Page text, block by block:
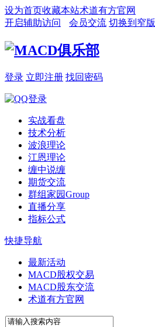
设为首页收藏本站术道有方官网
开启辅助访问
会员交流 切换到窄版
登录 立即注册 找回密码
实战看盘
技术分析
波浪理论
江恩理论
缠中说缠
期货交流
群组家园Group
直播分享
指标公式
快捷导航
最新活动
MACD股权交易
MACD股东交流
术道有方官网